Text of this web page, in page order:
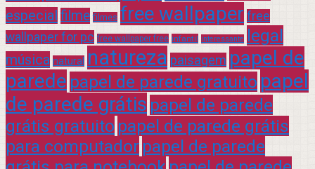
especial filme filmes free wallpaper free
wallpaper for pc free wallpaper free infantil interessante legal
música natural natureza paisagem papel de
parede papel de parede gratuito papel
de parede grátis papel de parede
grátis gratuito papel de parede grátis
para computador papel de parede